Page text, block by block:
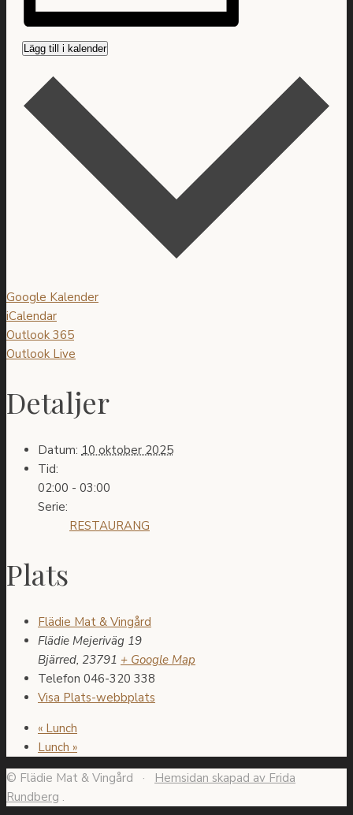
Lägg till i kalender
Google Kalender
iCalendar
Outlook 365
Outlook Live
Detaljer
Datum: 10 oktober 2025
Tid:
02:00 - 03:00
Serie:
RESTAURANG
Plats
Flädie Mat & Vingård
Flädie Mejeriväg 19
Bjärred, 23791 + Google Map
Telefon 046-320 338
Visa Plats-webbplats
« Lunch
Lunch »
© Flädie Mat & Vingård · Hemsidan skapad av Frida
Rundberg .